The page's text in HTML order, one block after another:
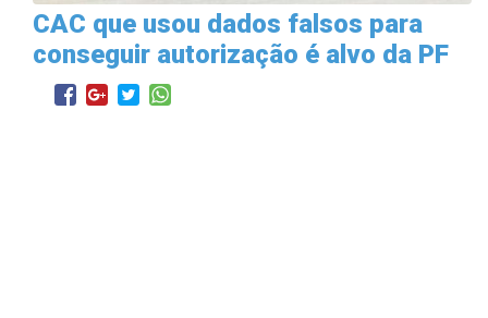
CAC que usou dados falsos para
conseguir autorização é alvo da PF